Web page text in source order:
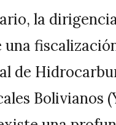
la
de
Bolivianos